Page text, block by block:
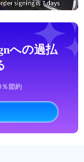
への過払
％節約